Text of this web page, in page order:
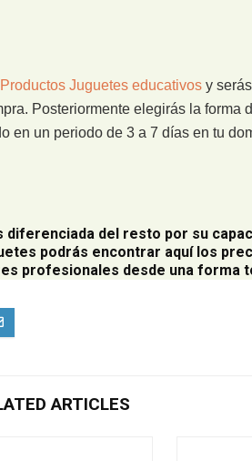
Productos Juguetes educativos y
Posteriormente elegirás la forma
en un periodo de 3 a 7 días en tu
diferenciada del resto por su
podrás encontrar aquí los
profesionales desde una forma
ARTICLES